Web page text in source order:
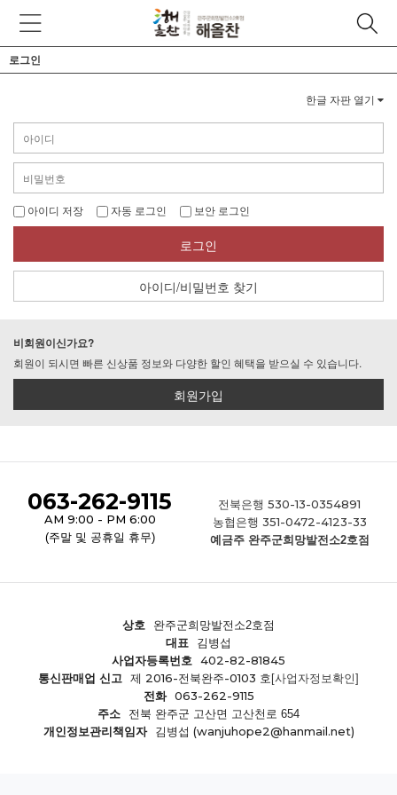
로그인
한글 자판 열기
아이디 저장 자동 로그인 보안 로그인
로그인
아이디/비밀번호 찾기
비회원이신가요?
회원이 되시면 빠른 신상품 정보와 다양한 할인 혜택을 받으실 수 있습니다.
회원가입
063-262-9115
AM 9:00 - PM 6:00
(주말 및 공휴일 휴무)
전북은행530-13-0354891
농협은행 351-0472-4123-33
예금주 완주군희망발전소2호점
상호
완주군희망발전소2호점
대표
김병섭
사업자등록번호
402-82-81845
통신판매업 신고 제 2016-전북완주-0103 호 [사업자정보확인]
전화
063-262-9115
주소
전북 완주군 고산면 고산천로 654
개인정보관리책임자
김병섭 (wanjuhope2@hanmail.net)